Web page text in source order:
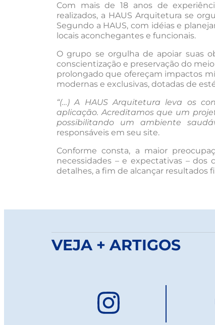
Com mais de 18 anos de
realizados, a HAUS Arquitetura se
Segundo a HAUS, com idéias e
locais aconchegantes e funcionais.
O grupo se orgulha de apoiar suas
conscientização e preservação do
prolongado que ofereçam impactos
modernas e exclusivas, dotadas de
“(…) A HAUS Arquitetura leva os
aplicação. Acreditamos que um
possibilitando um ambiente
responsáveis em seu site.
Conforme consta, a maior
necessidades – e expectativas –
detalhes, a fim de alcançar resultados
VEJA + ARTIGOS